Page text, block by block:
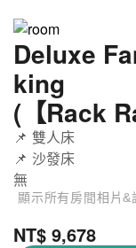
Deluxe
king
(【Rack
📌 雙人床
📌 沙發床
無
NT$ 9,678